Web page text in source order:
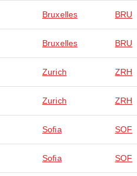
Bruxelles BRU
Bruxelles BRU
Zurich ZRH
Zurich ZRH
Sofia SOF
Sofia SOF